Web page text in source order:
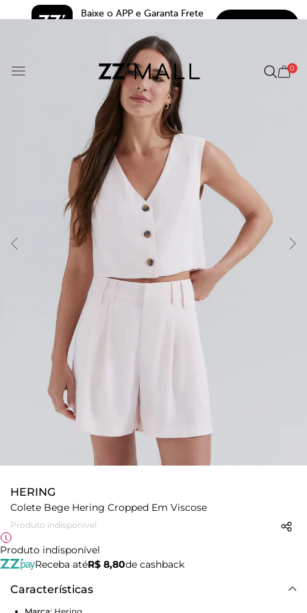
Baixe o APP e Garanta Frete
5.0
0
HERING
Colete Bege Hering Cropped Em Viscose
Produto indisponível
Produto indisponível
Receba atéR$ 8,80de cashback
Características